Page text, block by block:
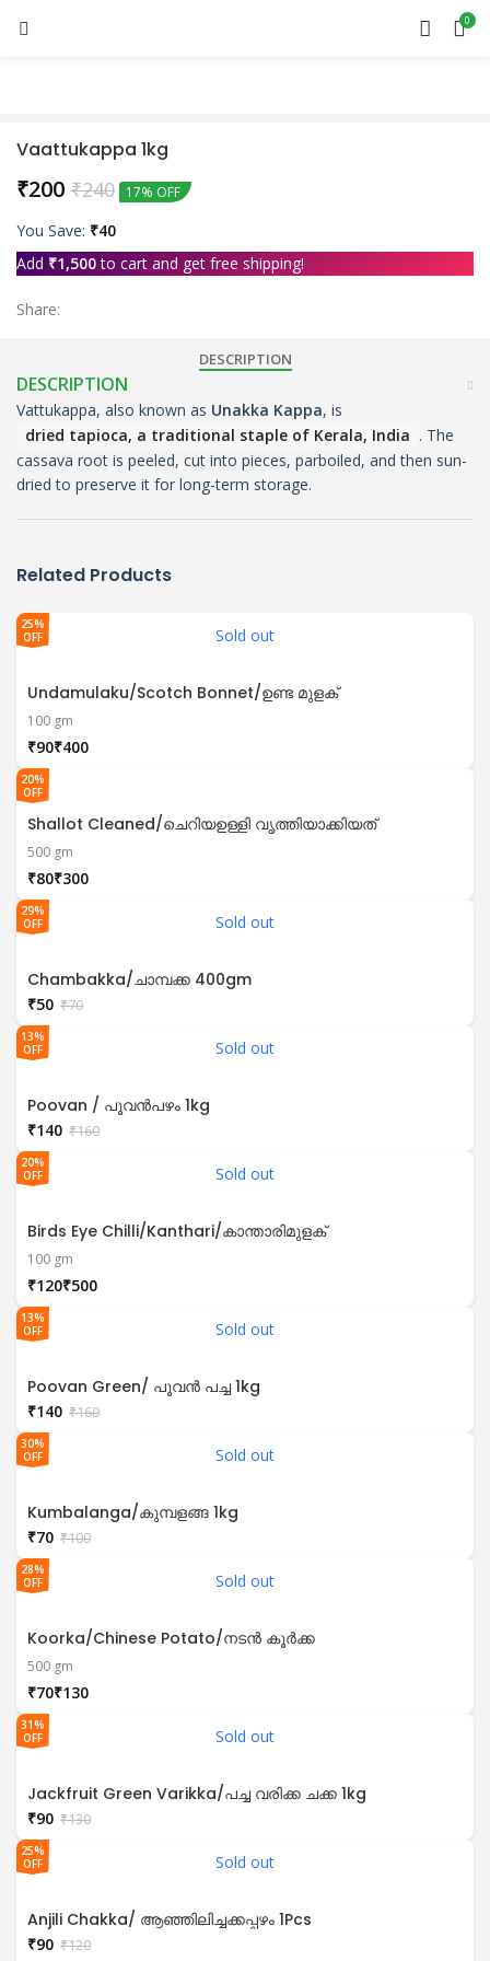
0
Vaattukappa 1kg
₹240
₹200 17% OFF
You Save: ₹40
Add ₹1,500to cart and get free shipping!
Share:
DESCRIPTION
DESCRIPTION
Vattukappa, also known as Unakka Kappa, is
dried tapioca, a traditional staple of Kerala, India . The
cassava root is peeled, cut into pieces, parboiled, and then sun-
dried to preserve it for long-term storage.
Related Products
25%
OFF
Sold out
Undamulaku/Scotch Bonnet/ഉണ്ട മുളക്
100 gm
₹ ₹
20%
OFF
Shallot Cleaned/ചെറിയഉള്ളി വൃത്തിയാക്കിയത്
500 gm
₹ ₹
29%
OFF
Sold out
Chambakka/ചാമ്പക്ക 400gm
₹70
₹50
13%
OFF
Sold out
Poovan / പൂവൻപഴം 1kg
₹160
₹140
20%
OFF
Sold out
Birds Eye Chilli/Kanthari/കാന്താരിമുളക്
100 gm
₹ ₹
13%
OFF
Sold out
Poovan Green/ പൂവൻ പച്ച 1kg
₹160
₹140
30%
OFF
Sold out
Kumbalanga/കുമ്പളങ്ങ 1kg
₹100
₹70
28%
OFF
Sold out
Koorka/Chinese Potato/നടൻ കൂർക്ക
500 gm
₹ ₹
31%
OFF
Sold out
Jackfruit Green Varikka/പച്ച വരിക്ക ചക്ക 1kg
₹130
₹90
25%
OFF
Sold out
Anjili Chakka/ ആഞ്ഞിലിച്ചക്കപ്പഴം 1Pcs
₹120
₹90